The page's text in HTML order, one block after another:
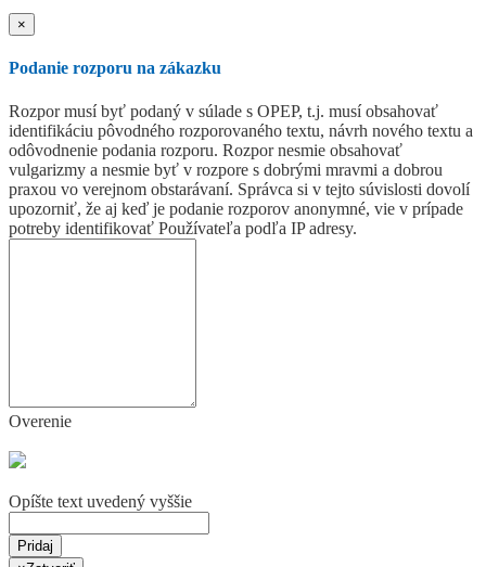
×
Podanie rozporu na zákazku
Rozpor musí byť podaný v súlade s OPEP, t.j. musí obsahovať
identifikáciu pôvodného rozporovaného textu, návrh nového textu a
odôvodnenie podania rozporu. Rozpor nesmie obsahovať
vulgarizmy a nesmie byť v rozpore s dobrými mravmi a dobrou
praxou vo verejnom obstarávaní. Správca si v tejto súvislosti dovolí
upozorniť, že aj keď je podanie rozporov anonymné, vie v prípade
potreby identifikovať Používateľa podľa IP adresy.
Overenie
Opíšte text uvedený vyššie
Pridaj